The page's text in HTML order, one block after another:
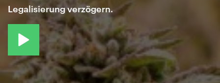
Legalisierung verzögern.